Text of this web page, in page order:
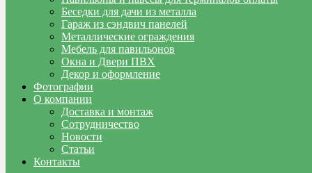
Беседки для дачи из металла
Гараж из сэндвич панелей
Металлические ограждения
Мебель для павильонов
Окна и Двери ПВХ
Декор и оформление
Фотографии
О компании
Доставка и монтаж
Сотрудничество
Новости
Статьи
Контакты